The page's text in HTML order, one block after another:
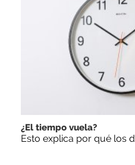
¿El tiempo vuela?
Esto explica por qué los